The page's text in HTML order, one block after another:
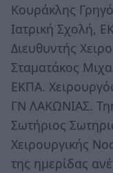
Κουράκλης
Ιατρική Σχολή,
Διευθυντής
Σταματάκος
ΕΚΠΑ.
ΓΝ ΛΑΚΩΝΙΑΣ.
Σωτήριος
Χειρουργικής
της ημερίδας